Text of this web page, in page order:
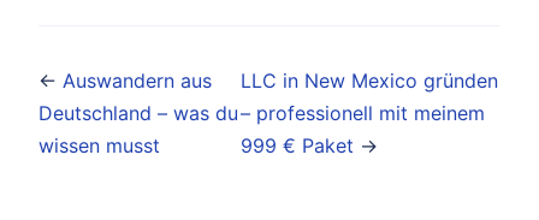
← Auswandern aus
Deutschland – was du
wissen musst
LLC in New Mexico gründen
– professionell mit meinem
999 € Paket →